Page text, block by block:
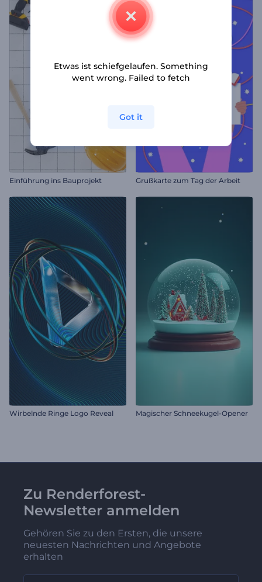
Einführung ins Bauprojekt Grußkarte zum Tag der Arbeit
Wirbelnde Ringe Logo Reveal Magischer Schneekugel-Opener
Zu Renderforest-
Newsletter anmelden
Gehören Sie zu den Ersten, die unsere
neuesten Nachrichten und Angebote
erhalten
Etwas ist schiefgelaufen. Something
went wrong. Failed to fetch
Got it